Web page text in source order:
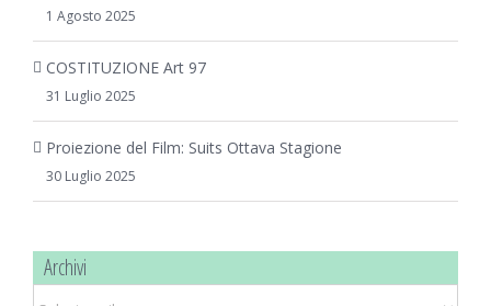
1 Agosto 2025
COSTITUZIONE Art 97
31 Luglio 2025
Proiezione del Film: Suits Ottava Stagione
30 Luglio 2025
Archivi